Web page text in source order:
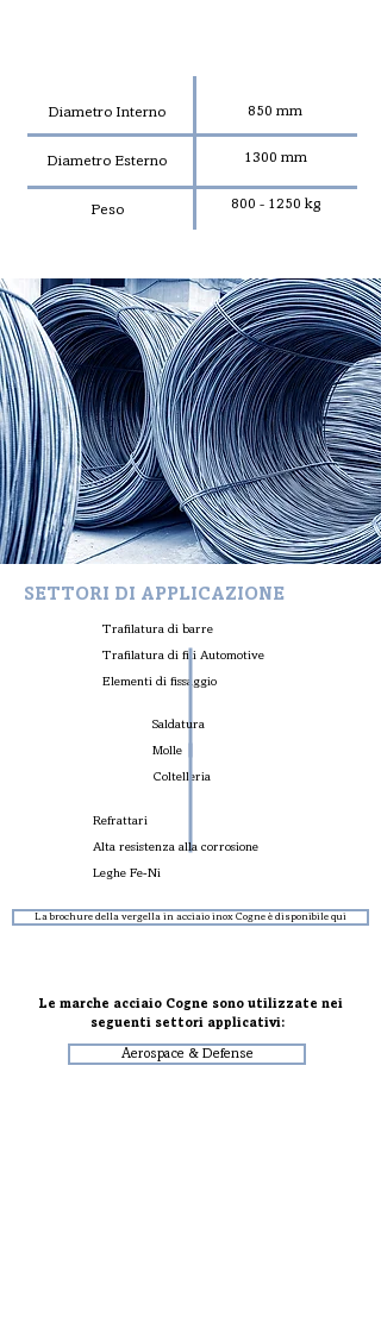
Diametro Interno
Diametro Esterno
Peso
850 mm
1300 mm
800 - 1250 kg
SETTORI DI APPLICAZIONE
Trafilatura di barre
Trafilatura di fili Automotive
Elementi di fissaggio
Saldatura
Molle
Coltelleria
Refrattari
Alta resistenza alla corrosione
Leghe Fe-Ni
La brochure della vergella in acciaio inox Cogne è disponibile qui
Le marche acciaio Cogne sono utilizzate nei
seguenti settori applicativi:
Aerospace & Defense